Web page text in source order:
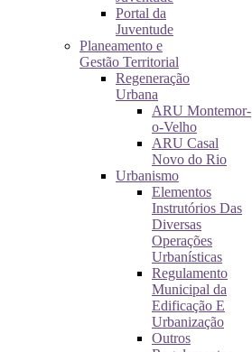
Portal da
Juventude
Planeamento e
Gestão Territorial
Regeneração
Urbana
ARU Montemor-
o-Velho
ARU Casal
Novo do Rio
Urbanismo
Elementos
Instrutórios Das
Diversas
Operações
Urbanísticas
Regulamento
Municipal da
Edificação E
Urbanização
Outros